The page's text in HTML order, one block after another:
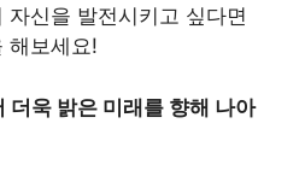
신을 발전시키고 싶다면
해보세요!
더욱 밝은 미래를 향해 나아